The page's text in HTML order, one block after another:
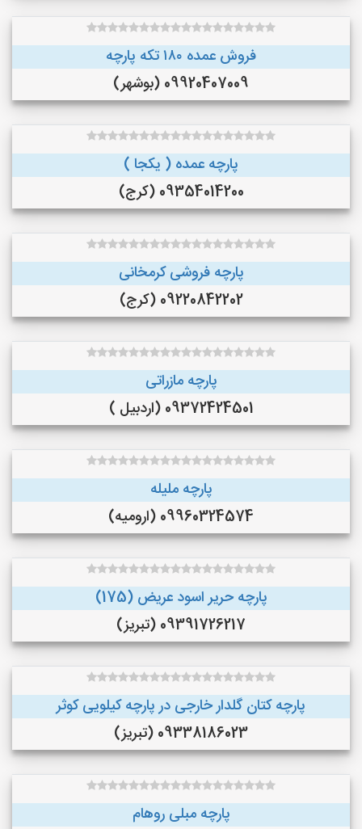
فروش عمده ۱۸۰ تکه پارچه
09920407009 (بوشهر)
پارچه عمده ( یکجا )
09354014200 (کرج)
پارچه فروشی کرمخانی
09220842202 (کرج)
پارچه مازراتی
09372424501 (اردبیل )
پارچه ملیله
09960324574 (ارومیه)
پارچه حریر اسود عریض (175)
09391726217 (تبریز)
پارچه کتان گلدار خارجی در پارچه کیلویی کوثر
09338186023 (تبریز)
پارچه مبلی روهام